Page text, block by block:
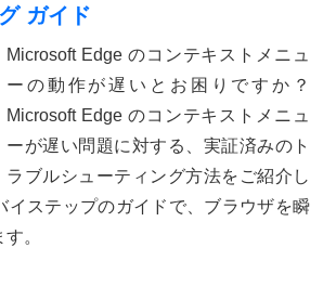
ガイド
Microsoft Edge のコンテキストメニュ
ーの動作が遅いとお困りですか？
Microsoft Edge のコンテキストメニュ
ーが遅い問題に対する、実証済みのト
ラブルシューティング方法をご紹介し
イステップのガイドで、ブラウザを瞬
。